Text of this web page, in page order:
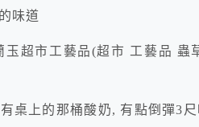
味道
玉超市工藝品(超市 工藝品
桌上的那桶酸奶, 有點倒彈3尺